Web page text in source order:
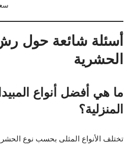
أسئلة شائعة حول
الحشرية
ما هي أفضل أنواع
المنزلية؟
تختلف الأنواع المثلى بحسب نوع